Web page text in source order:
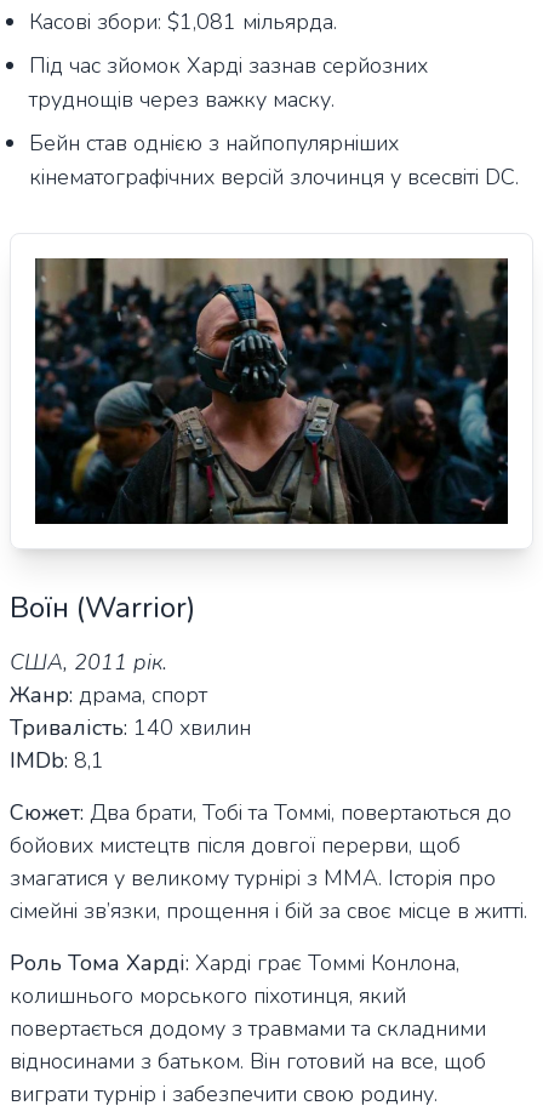
Касові збори: $1,081 мільярда.
Під час зйомок Харді зазнав серйозних
труднощів через важку маску.
Бейн став однією з найпопулярніших
кінематографічних версій злочинця у всесвіті DC.
Воїн (Warrior)
США, 2011 рік.
Жанр: драма, спорт
Тривалість: 140 хвилин
IMDb: 8,1
Сюжет: Два брати, Тобі та Томмі, повертаються до
бойових мистецтв після довгої перерви, щоб
змагатися у великому турнірі з ММА. Історія про
сімейні зв’язки, прощення і бій за своє місце в житті.
Роль Тома Харді: Харді грає Томмі Конлона,
колишнього морського піхотинця, який
повертається додому з травмами та складними
відносинами з батьком. Він готовий на все, щоб
виграти турнір і забезпечити свою родину.